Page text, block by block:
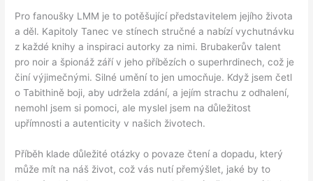
Pro fanoušky LMM je to potěšující představitelem jejího života
a děl. Kapitoly Tanec ve stínech stručné a nabízí vychutnávku
z každé knihy a inspiraci autorky za nimi. Brubakerův talent
pro noir a špionáž září v jeho příbězích o superhrdinech, což je
činí výjimečnými. Silné umění to jen umocňuje. Když jsem četl
o Tabithině boji, aby udržela zdání, a jejím strachu z odhalení,
nemohl jsem si pomoci, ale myslel jsem na důležitost
upřímnosti a autenticity v našich životech.
Příběh klade důležité otázky o povaze čtení a dopadu, který
může mít na náš život, což vás nutí přemýšlet, jaké by to